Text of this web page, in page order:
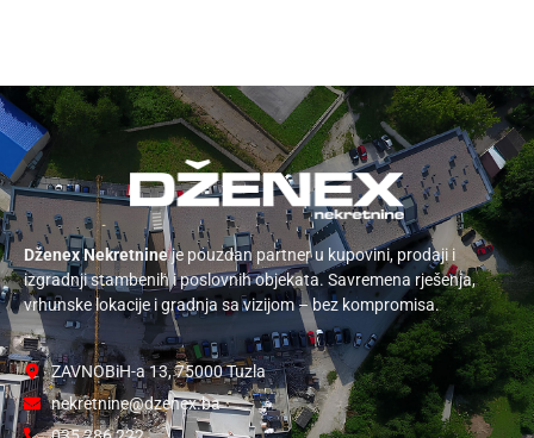
Dženex Nekretnineje pouzdan partner u kupovini, prodaji i
izgradnji stambenih i poslovnih objekata. Savremena rješenja,
vrhunske lokacije i gradnja sa vizijom – bez kompromisa.
ZAVNOBiH-a 13, 75000 Tuzla
nekretnine@dzenex.ba